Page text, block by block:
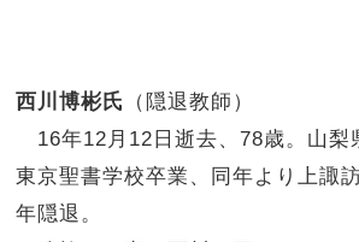
西川博彬氏
（隠退教師）
16年12月12日逝去、78歳。山梨
東京聖書学校卒業、同年より上諏
年隠退。